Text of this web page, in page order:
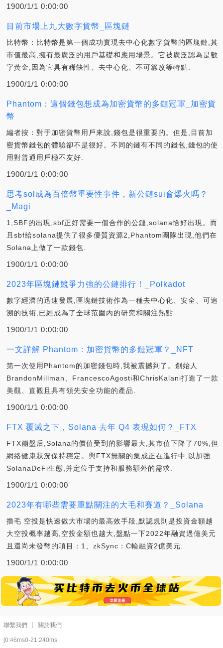
1900/1/1 0:00:00
目前市場上九大數字貨幣_區塊鏈
比特幣：比特幣是第一個成功實現去中心化數字貨幣的區塊鏈,其
市值最高,擁有最廣泛的用戶基礎和應用場景。它被廣泛認為是數
字黃金,因為它具有稀缺性、去中心化、不可篡改等特點.
1900/1/1 0:00:00
Phantom：這個錢包想成為加密貨幣的多鏈冠軍_加密貨
幣
編者按：對于加密貨幣用戶來說,錢包是很重要的。但是,目前加
密貨幣錢包的體驗卻不是很好。不同的鏈有不同的錢包,錢包的使
用對普通用戶極不友好.
1900/1/1 0:00:00
思考sol成為百倍幣重要性事件，新公鏈sui會爆火嗎？
_Magi
1,SBF的出現,sbf正好需要一個合作的公鏈,solana恰好出現。而
且sbf給solana提供了很多優質資源2,Phantom團隊出現,他們在
Solana上做了一款錢包.
1900/1/1 0:00:00
2023年區塊鏈競爭力強的公鏈排行！_Polkadot
數字經濟的迅速發展,區塊鏈技術作為一種去中心化、安全、可追
溯的技術,已經成為了全球范圍內的研究和關注熱點.
1900/1/1 0:00:00
一文詳解 Phantom：加密貨幣的多鏈冠軍？_NFT
第一次使用Phantom的加密錢包時,我被震撼到了。創始人
BrandonMillman、FrancescoAgosti和ChrisKalani打造了一款
美觀、直觀且具有領先安全功能的產品.
1900/1/1 0:00:00
FTX 覆滅之下，Solana 去年 Q4 表現如何？_FTX
FTX崩盤后,Solana的價值受到的影響最大,其市值下降了70%,但
網絡健康狀況保持穩定。與FTX無關的集成正在進行中,以加強
SolanaDeFi生態,并定位于支持和服務額外的需求.
1900/1/1 0:00:00
2023年有哪些需要重點關注的大毛和賽道？_Solana
擼毛 空投是快速做大市場的最高效手段,默認規則是投資金額越
大空投概率越高,空投金額也越大,盤點一下2022年融資過億美元
且還尚未發幣的項目：1、zkSync：C輪融資2億美元.
1900/1/1 0:00:00
聯繫我們 關於我們
[0:46ms0-21:240ms